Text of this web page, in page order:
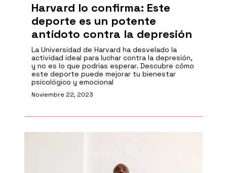
Harvard lo confirma: Este
deporte es un potente
antídoto contra la depresión
La Universidad de Harvard ha desvelado la
actividad ideal para luchar contra la depresión,
y no es lo que podrías esperar. Descubre cómo
este deporte puede mejorar tu bienestar
psicológico y emocional
Noviembre 22, 2023